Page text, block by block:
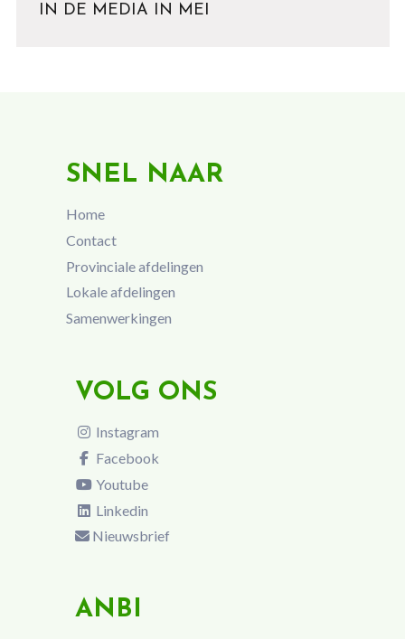
IN DE MEDIA IN MEI
SNEL NAAR
Home
Contact
Provinciale afdelingen
Lokale afdelingen
Samenwerkingen
VOLG ONS
Instagram
Facebook
Youtube
Linkedin
Nieuwsbrief
ANBI